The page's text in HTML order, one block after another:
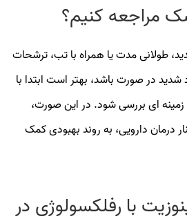
مراجعه کنیم؟
طولانی‌ مدت یا همراه با تب، ترشحات
شدید در صورت باشد، بهتر است ابتدا با
ای بررسی شود. در این صورت،
درمان دارویی، به روند بهبودی کمک
با رفلکسولوژی در